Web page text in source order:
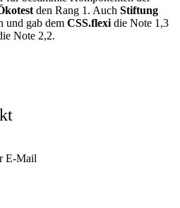
den Rang 1. Auch Stiftung
und gab dem CSS.flexi die Note 1,3
Note 2,2.
E-Mail